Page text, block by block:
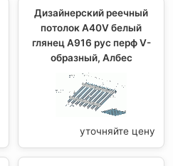
Дизайнерский реечный
потолок A40V белый
глянец A916 рус перф V-
образный, Албес
уточняйте цену